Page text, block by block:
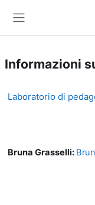
Informazioni
Laboratorio di
Bruna Grasselli: